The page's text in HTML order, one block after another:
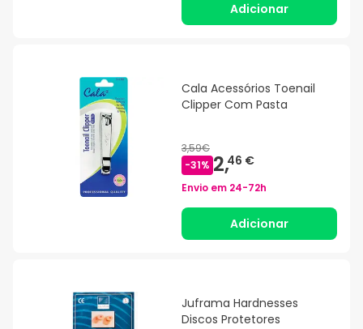
Adicionar
Cala Acessórios Toenail
Clipper Com Pasta
3,59€
-31% 2,46 €
Envio em 24-72h
Adicionar
Juframa Hardnesses
Discos Protetores